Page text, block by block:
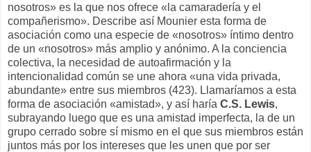
nosotros» es la que nos ofrece «la camaradería y el
compañerismo». Describe así Mounier esta forma de
asociación como una especie de «nosotros» íntimo dentro
de un «nosotros» más amplio y anónimo. A la conciencia
colectiva, la necesidad de autoafirmación y la
intencionalidad común se une ahora «una vida privada,
abundante» entre sus miembros (423). Llamaríamos a esta
forma de asociación «amistad», y así haría C.S. Lewis,
subrayando luego que es una amistad imperfecta, la de un
grupo cerrado sobre sí mismo en el que sus miembros están
juntos más por los intereses que les unen que por ser